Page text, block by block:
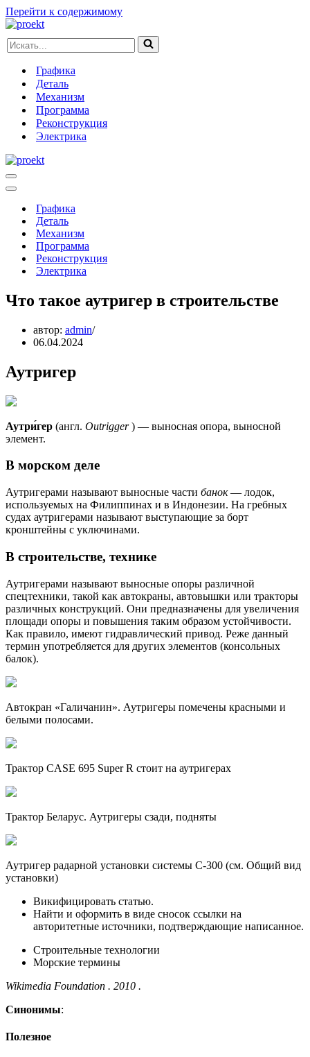
Перейти к содержимому
Искать...
Графика
Деталь
Механизм
Программа
Реконструкция
Электрика
Меню
навигации
Меню
навигацииГрафика
Деталь
Механизм
Программа
Реконструкция
Электрика
Что такое аутригер в строительстве
автор: admin
06.04.2024
Аутригер
Аутри́гер (англ. Outrigger) — выносная опора, выносной
элемент.
В морском деле
Аутригерами называют выносные части банок— лодок,
используемых на Филиппинах и в Индонезии. На гребных
судах аутригерами называют выступающие за борт
кронштейны с уключинами.
В строительстве, технике
Аутригерами называют выносные опоры различной
спецтехники, такой как автокраны, автовышки или тракторы
различных конструкций. Они предназначены для увеличения
площади опоры и повышения таким образом устойчивости.
Как правило, имеют гидравлический привод. Реже данный
термин употребляется для других элементов (консольных
балок).
Автокран «Галичанин». Аутригеры помечены красными и
белыми полосами.
Трактор CASE 695 Super R стоит на аутригерах
Трактор Беларус. Аутригеры сзади, подняты
Аутригер радарной установки системы С-300 (см. Общий вид
установки)
Викифицировать статью.
Найти и оформить в виде сносок ссылки на
авторитетные источники, подтверждающие написанное.
Строительные технологии
Морские термины
Wikimedia Foundation . 2010 .
Синонимы:
Полезное